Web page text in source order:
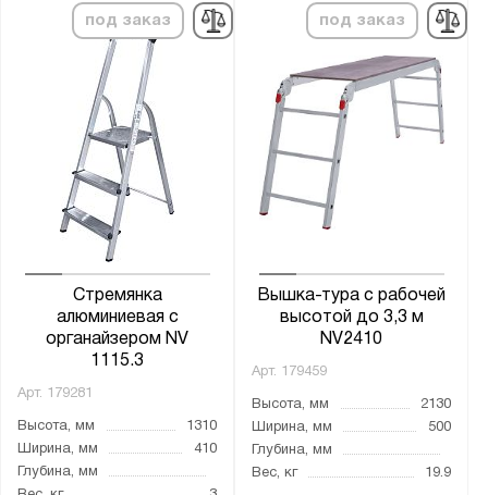
под заказ
Стремянка
алюминиевая с
органайзером NV
1115.3
Арт. 179281
Высота, мм
1310
Ширина, мм
410
Глубина, мм
под заказ
Вышка-тура с рабочей
высотой до 3,3 м
NV2410
Арт. 179459
Высота, мм
2130
Ширина, мм
500
Глубина, мм
Вес, кг
19.9
4420
4480
4530
4560
4620
4640
4650
4780
4800
4850
4860
4910